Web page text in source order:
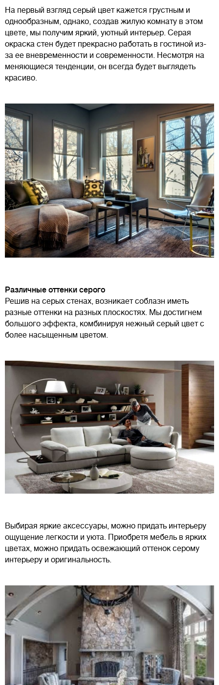
На первый взгляд серый цвет кажется грустным и
однообразным, однако, создав жилую комнату в этом
цвете, мы получим яркий, уютный интерьер. Серая
окраска стен будет прекрасно работать в гостиной из-
за ее вневременности и современности. Несмотря на
меняющиеся тенденции, он всегда будет выглядеть
красиво.
Различные оттенки серого
Решив на серых стенах, возникает соблазн иметь
разные оттенки на разных плоскостях. Мы достигнем
большого эффекта, комбинируя нежный серый цвет с
более насыщенным цветом.
Выбирая яркие аксессуары, можно придать интерьеру
ощущение легкости и уюта. Приобретя мебель в ярких
цветах, можно придать освежающий оттенок серому
интерьеру и оригинальность.